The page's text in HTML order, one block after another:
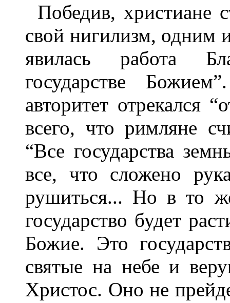
Победив, христиане
свой нигилизм, одним
явилась работа
государстве
авторитет отрекался
всего, что римляне
“Все государства
все, что сложено
рушиться... Но в то
государство будет
Божие. Это
святые на небе и
Христос. Оно не